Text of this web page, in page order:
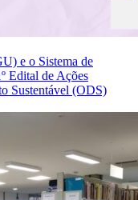
e o Sistema de
Edital de Ações
Sustentável (ODS)